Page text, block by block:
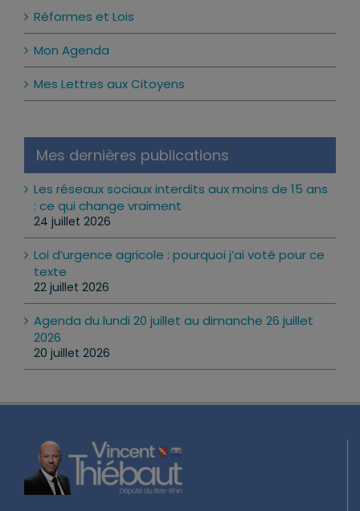
Mes dernières publications
: ce qui change vraiment
24 juillet 2026
texte
22 juillet 2026
2026
20 juillet 2026